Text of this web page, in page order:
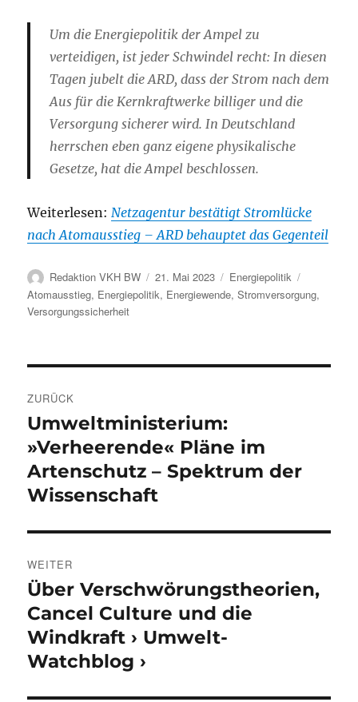
Um die Energiepolitik der Ampel zu
verteidigen, ist jeder Schwindel recht: In diesen
Tagen jubelt die ARD, dass der Strom nach dem
Aus für die Kernkraftwerke billiger und die
Versorgung sicherer wird. In Deutschland
herrschen eben ganz eigene physikalische
Gesetze, hat die Ampel beschlossen.
Weiterlesen: Netzagentur bestätigt Stromlücke
nach Atomausstieg – ARD behauptet das Gegenteil
Autor
Redaktion VKH BW
Veröffentlicht
am
21. Mai 2023 Kategorien
Energiepolitik
Atomausstieg, Energiepolitik, Energiewende,Stromversorgung,
Versorgungssicherheit
ZURÜCK
Vorheriger
Beitrag:
Umweltministerium:
»Verheerende« Pläne im
Artenschutz – Spektrum der
Wissenschaft
WEITER
Nächster
Beitrag:
Über Verschwörungstheorien,
Cancel Culture und die
Windkraft › Umwelt-
Watchblog ›